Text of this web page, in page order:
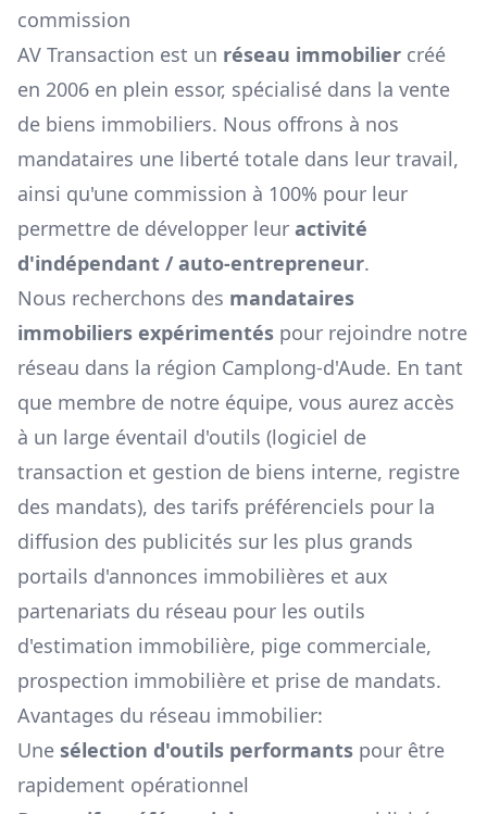
commission
AV Transaction est un réseau immobilier créé
en 2006 en plein essor, spécialisé dans la vente
de biens immobiliers. Nous offrons à nos
mandataires une liberté totale dans leur travail,
ainsi qu'une commission à 100% pour leur
permettre de développer leur activité
d'indépendant / auto-entrepreneur.
Nous recherchons des mandataires
immobiliers expérimentés pour rejoindre notre
réseau dans la région Camplong-d'Aude. En tant
que membre de notre équipe, vous aurez accès
à un large éventail d'outils (logiciel de
transaction et gestion de biens interne, registre
des mandats), des tarifs préférenciels pour la
diffusion des publicités sur les plus grands
portails d'annonces immobilières et aux
partenariats du réseau pour les outils
d'estimation immobilière, pige commerciale,
prospection immobilière et prise de mandats.
Avantages du réseau immobilier:
Une sélection d'outils performants pour être
rapidement opérationnel